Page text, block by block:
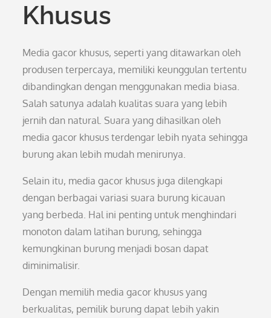
Khusus
Media gacor khusus, seperti yang ditawarkan oleh
produsen terpercaya, memiliki keunggulan tertentu
dibandingkan dengan menggunakan media biasa.
Salah satunya adalah kualitas suara yang lebih
jernih dan natural. Suara yang dihasilkan oleh
media gacor khusus terdengar lebih nyata sehingga
burung akan lebih mudah menirunya.
Selain itu, media gacor khusus juga dilengkapi
dengan berbagai variasi suara burung kicauan
yang berbeda. Hal ini penting untuk menghindari
monoton dalam latihan burung, sehingga
kemungkinan burung menjadi bosan dapat
diminimalisir.
Dengan memilih media gacor khusus yang
berkualitas, pemilik burung dapat lebih yakin